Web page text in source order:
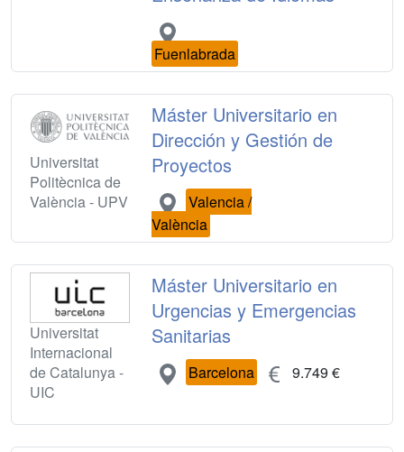
Fuenlabrada
Universitat
Politècnica de
València - UPV
Máster Universitario en
Dirección y Gestión de
Proyectos
Valencia /
València
Universitat
Internacional
de Catalunya -
UIC
Máster Universitario en
Urgencias y Emergencias
Sanitarias
Barcelona 9.749 €